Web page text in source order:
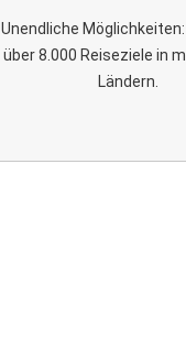
Unendliche
über 8.000 Reiseziele in
Ländern.